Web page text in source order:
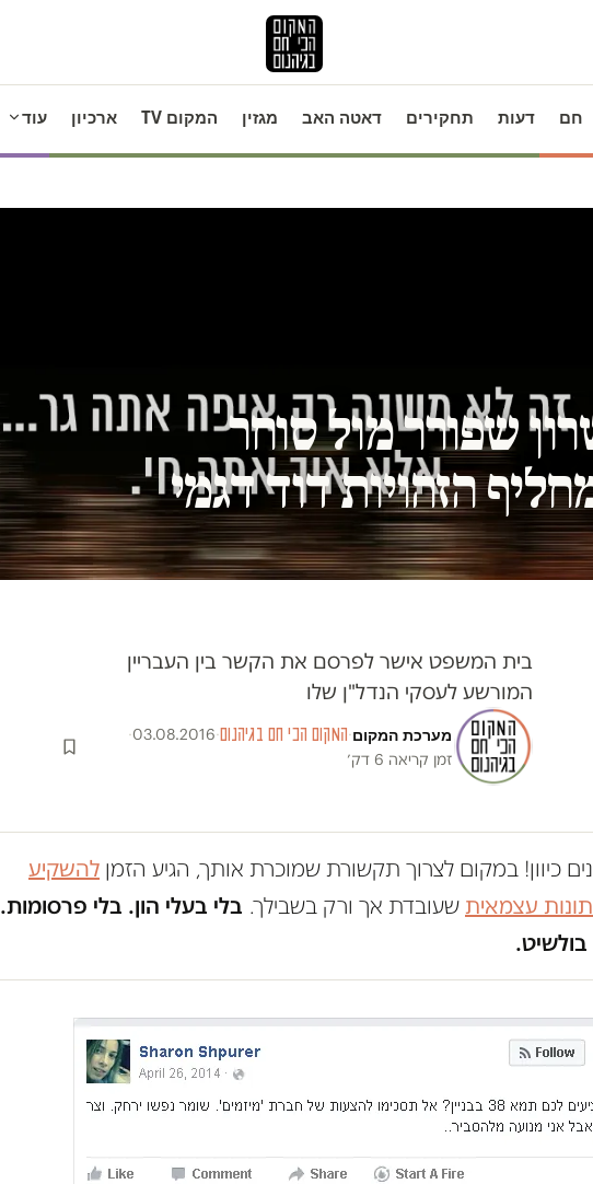
חם דעות תחקירים דאטה האב מגזין המקום TV ארכיון עוד
שפורר מול סוחר
הזהויות דוד דגמי
בית המשפט אישר לפרסם את הקשר בין העבריין
המורשע לעסקי הנדל"ן שלו
מערכת המקום·המקום הכי חם בגיהנום·
03.08.2016
·
זמן קריאה 6 דק׳
כיוון! במקום לצרוך תקשורת שמוכרת אותך, הגיע הזמן להשקיע
עצמאית שעובדת אך ורק בשבילך. בלי בעלי הון. בלי פרסומות.
בולשיט.